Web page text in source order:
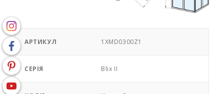
АРТИКУЛ 1XMD0300Z1
СЕРІЯ Blix II